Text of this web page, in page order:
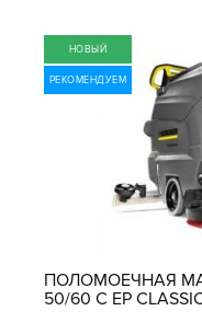
НОВЫЙ
РЕКОМЕНДУЕМ
ПОЛОМОЕЧНАЯ
50/60 C EP